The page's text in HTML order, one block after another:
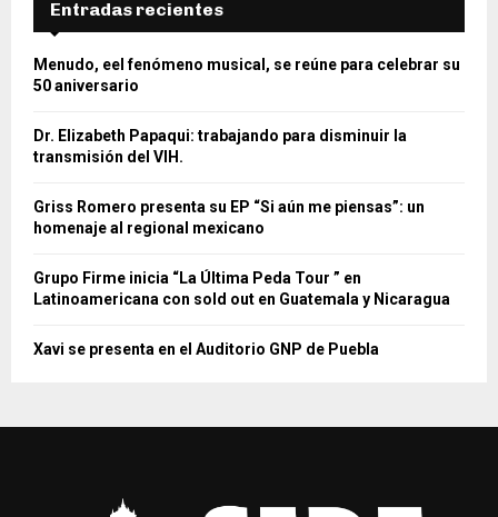
Entradas recientes
Menudo, eel fenómeno musical, se reúne para celebrar su
50 aniversario
Dr. Elizabeth Papaqui: trabajando para disminuir la
transmisión del VIH.
Griss Romero presenta su EP “Si aún me piensas”: un
homenaje al regional mexicano
Grupo Firme inicia “La Última Peda Tour ” en
Latinoamericana con sold out en Guatemala y Nicaragua
Xavi se presenta en el Auditorio GNP de Puebla